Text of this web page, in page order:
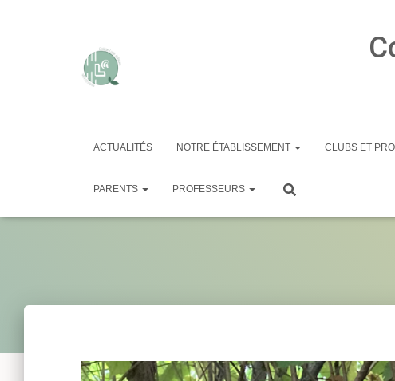
ACTUALITÉS NOTRE ÉTABLISSEMENT CLUBS ET
PARENTS PROFESSEURSCapture